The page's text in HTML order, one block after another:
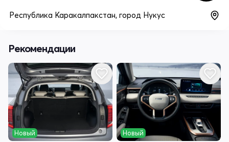
Республика Каракалпакстан, город Нукус
Рекомендации
Новый Новый